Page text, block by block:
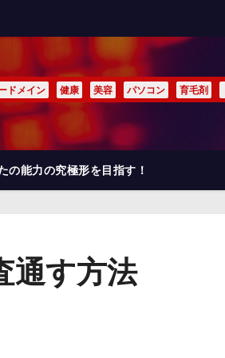
ドメイン 健康 美容 パソコン 育毛剤
の能力の究極形を目指す！
通す方法